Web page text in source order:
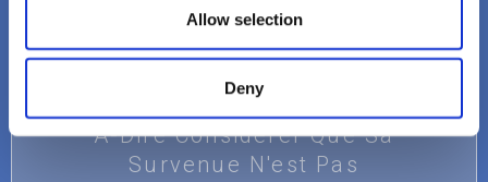
Allow selection
Deny
Le Rejet Du Risque De
Contracter La Maladie, C'est-
À-Dire Considérer Que Sa
Survenue N'est Pas